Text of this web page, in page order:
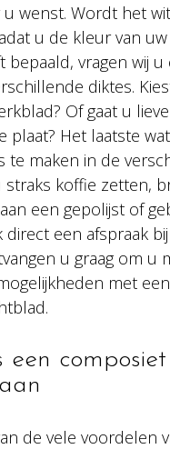
wenst. Wordt het
u de kleur van uw
bepaald, vragen wij u
diktes.
Of gaat u
plaat? Het laatste
te maken in de
straks koffie zetten,
een gepolijst of
direct een afspraak
u graag om u
met een
een composiet
de vele voordelen